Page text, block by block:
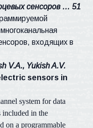
сенсоров … 51
входящих в
V.A., Yukish A.V.
sensors in
system for data
included in the
on a programmable